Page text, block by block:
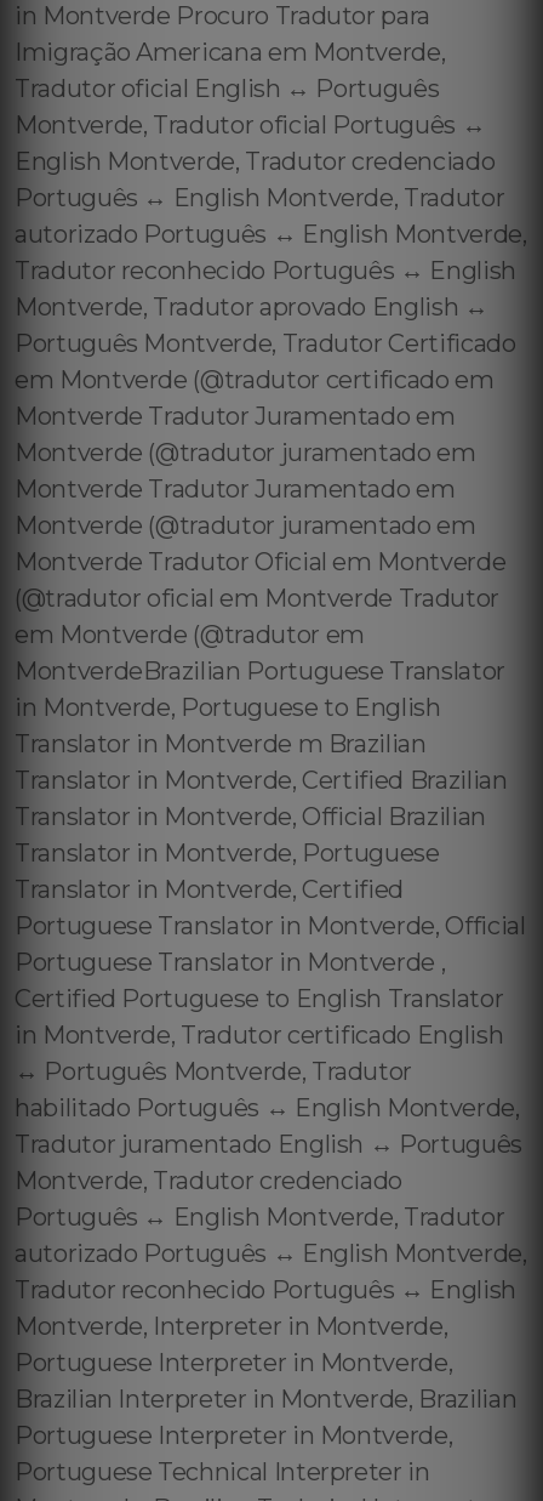
in Montverde Procuro Tradutor para
Imigração Americana em Montverde,
Tradutor oficial English ↔️ Português
Montverde, Tradutor oficial Português ↔️
English Montverde, Tradutor credenciado
Português ↔️ English Montverde, Tradutor
autorizado Português ↔️ English Montverde,
Tradutor reconhecido Português ↔️ English
Montverde, Tradutor aprovado English ↔️
Português Montverde, Tradutor Certificado
em Montverde (@tradutor certificado em
Montverde Tradutor Juramentado em
Montverde (@tradutor juramentado em
Montverde Tradutor Juramentado em
Montverde (@tradutor juramentado em
Montverde Tradutor Oficial em Montverde
(@tradutor oficial em Montverde Tradutor
em Montverde (@tradutor em
MontverdeBrazilian Portuguese Translator
in Montverde, Portuguese to English
Translator in Montverde m Brazilian
Translator in Montverde, Certified Brazilian
Translator in Montverde, Official Brazilian
Translator in Montverde, Portuguese
Translator in Montverde, Certified
Portuguese Translator in Montverde, Official
Portuguese Translator in Montverde ,
Certified Portuguese to English Translator
in Montverde, Tradutor certificado English
↔️ Português Montverde, Tradutor
habilitado Português ↔️ English Montverde,
Tradutor juramentado English ↔️ Português
Montverde, Tradutor credenciado
Português ↔️ English Montverde, Tradutor
autorizado Português ↔️ English Montverde,
Tradutor reconhecido Português ↔️ English
Montverde, Interpreter in Montverde,
Portuguese Interpreter in Montverde,
Brazilian Interpreter in Montverde, Brazilian
Portuguese Interpreter in Montverde,
Portuguese Technical Interpreter in